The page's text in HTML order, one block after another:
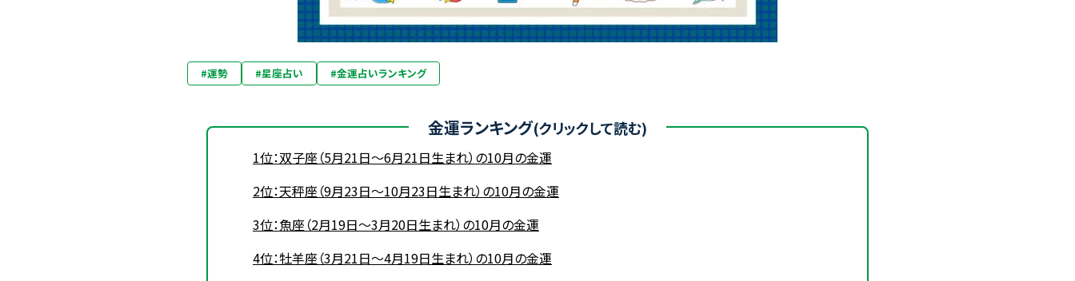
#運勢 #星座占い #金運占いランキング
金運ランキング
1位：双子座（5月21日～6月21日生まれ）の10月の金運
2位：天秤座（9月23日～10月23日生まれ）の10月の金運
3位：魚座（2月19日～3月20日生まれ）の10月の金運
4位：牡羊座（3月21日～4月19日生まれ）の10月の金運